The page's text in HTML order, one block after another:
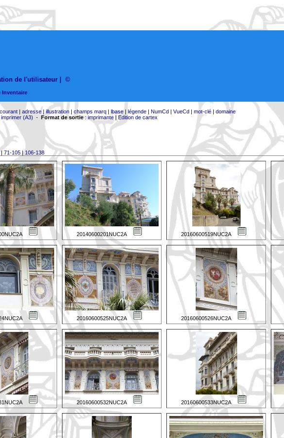
de l'utilisateur ©
Inventaire
| adresse|illustration| champs marq| lbase| légende| NumCd| VueCd| mot-clé| domaine
(A3) - Format de sortie:imprimante| Edition de cartex
71-105|106-138
20140600201NUC2A 20160600519NUC2A
20160600525NUC2A 20160600526NUC2A
20160600532NUC2A 20160600533NUC2A